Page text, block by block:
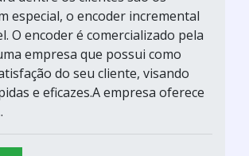
empresa que possui como
do seu cliente, visando
e eficazes.A empresa oferece